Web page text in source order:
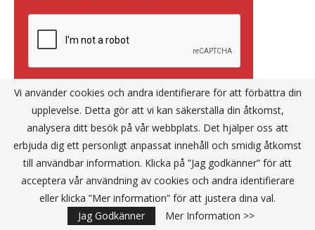
Annons
Vi använder cookies och andra identifierare för att förbättra din
upplevelse. Detta gör att vi kan säkerställa din åtkomst,
analysera ditt besök på vår webbplats. Det hjälper oss att
erbjuda dig ett personligt anpassat innehåll och smidig åtkomst
till användbar information. Klicka på ”Jag godkänner” för att
acceptera vår användning av cookies och andra identifierare
eller klicka ”Mer information” för att justera dina val.
Jag Godkänner
Mer Information >>